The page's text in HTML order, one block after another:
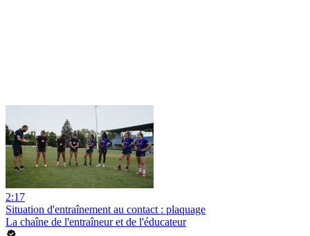
2:17
Situation d'entraînement au contact : plaquage
La chaîne de l'entraîneur et de l'éducateur